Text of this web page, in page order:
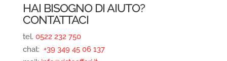
HAI BISOGNO DI AIUTO?
CONTATTACI
tel. 0522 232 750
chat: +39 349 45 06 137